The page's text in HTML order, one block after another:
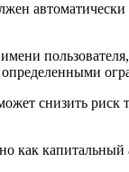
определенными
снизить риск
как капитальный